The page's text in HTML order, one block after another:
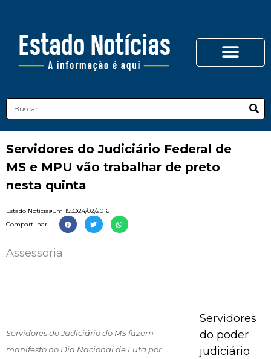
Servidores do Judiciário Federal de
MS e MPU vão trabalhar de preto
nesta quinta
Estado NotíciasEm 15:3324/02/2016
Compartilhar
Assessoria
Servidores do Judiciário do MS fazem
manifesto no Dia Nacional de Luta por
Servidores
do poder
judiciário